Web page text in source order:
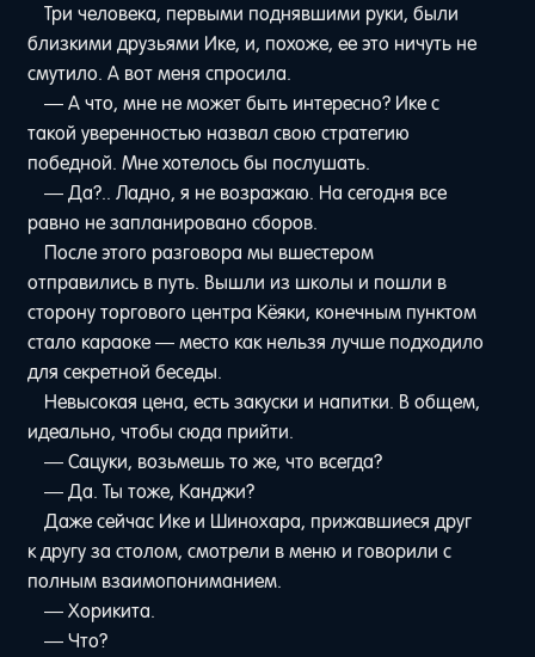
Три человека, первыми поднявшими руки, были
близкими друзьями Ике, и, похоже, ее это ничуть не
смутило. А вот меня спросила.
— А что, мне не может быть интересно? Ике с
такой уверенностью назвал свою стратегию
победной. Мне хотелось бы послушать.
— Да?.. Ладно, я не возражаю. На сегодня все
равно не запланировано сборов.
После этого разговора мы вшестером
отправились в путь. Вышли из школы и пошли в
сторону торгового центра Кёяки, конечным пунктом
стало караоке — место как нельзя лучше подходило
для секретной беседы.
Невысокая цена, есть закуски и напитки. В общем,
идеально, чтобы сюда прийти.
— Сацуки, возьмешь то же, что всегда?
— Да. Ты тоже, Канджи?
Даже сейчас Ике и Шинохара, прижавшиеся друг
к другу за столом, смотрели в меню и говорили с
полным взаимопониманием.
— Хорикита.
— Что?